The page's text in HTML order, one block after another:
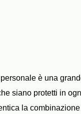
è una
siano protetti in
la